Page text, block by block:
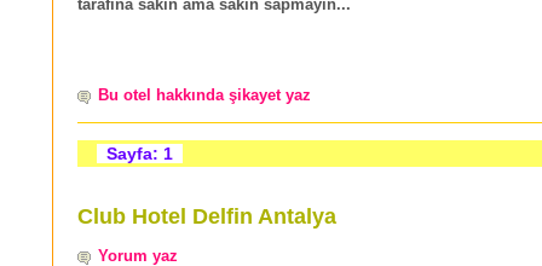
tarafına sakın ama sakın sapmayın...
Bu otel hakkında şikayet yaz
Sayfa: 1
Club Hotel Delfin Antalya
Yorum yaz